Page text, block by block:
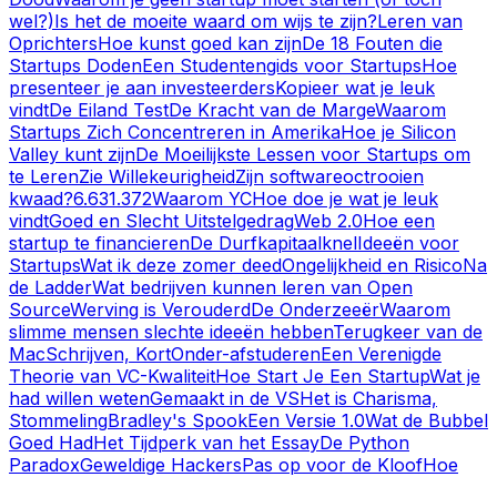
wel?)Is het de moeite waard om wijs te zijn?Leren van
OprichtersHoe kunst goed kan zijnDe 18 Fouten die
Startups DodenEen Studentengids voor StartupsHoe
presenteer je aan investeerdersKopieer wat je leuk
vindtDe Eiland TestDe Kracht van de MargeWaarom
Startups Zich Concentreren in AmerikaHoe je Silicon
Valley kunt zijnDe Moeilijkste Lessen voor Startups om
te LerenZie WillekeurigheidZijn softwareoctrooien
kwaad?6.631.372Waarom YCHoe doe je wat je leuk
vindtGoed en Slecht UitstelgedragWeb 2.0Hoe een
startup te financierenDe DurfkapitaalknelIdeeën voor
StartupsWat ik deze zomer deedOngelijkheid en RisicoNa
de LadderWat bedrijven kunnen leren van Open
SourceWerving is VerouderdDe OnderzeeërWaarom
slimme mensen slechte ideeën hebbenTerugkeer van de
MacSchrijven, KortOnder-afstuderenEen Verenigde
Theorie van VC-KwaliteitHoe Start Je Een StartupWat je
had willen wetenGemaakt in de VSHet is Charisma,
StommelingBradley's SpookEen Versie 1.0Wat de Bubbel
Goed HadHet Tijdperk van het EssayDe Python
ParadoxGeweldige HackersPas op voor de KloofHoe